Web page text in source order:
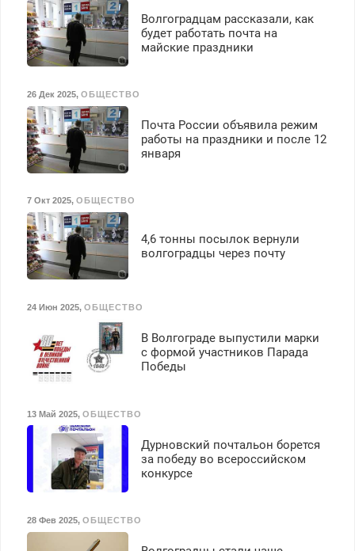
Волгоградцам рассказали, как
будет работать почта на
майские праздники
26 Дек 2025, ОБЩЕСТВО
Почта России объявила режим
работы на праздники и после 12
января
7 Окт 2025, ОБЩЕСТВО
4,6 тонны посылок вернули
волгоградцы через почту
24 Июн 2025, ОБЩЕСТВО
В Волгограде выпустили марки
с формой участников Парада
Победы
13 Май 2025, ОБЩЕСТВО
Дурновский почтальон борется
за победу во всероссийском
конкурсе
28 Фев 2025, ОБЩЕСТВО